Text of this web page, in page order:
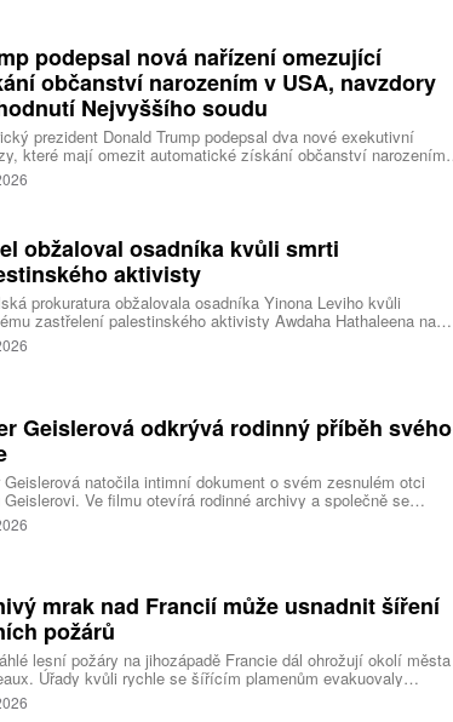
podepsal nová nařízení omezující
občanství narozením v USA, navzdory
Nejvyššího soudu
prezident Donald Trump podepsal dva nové exekutivní
které mají omezit automatické získání občanství narozením
Spojených států. Přichází s nimi jen několik týdnů poté, co
soud odmítl jeho předchozí pokus.
obžaloval osadníka kvůli smrti
aktivisty
prokuratura obžalovala osadníka Yinona Leviho kvůli
zastřelení palestinského aktivisty Awdaha Hathaleena na
Západním břehu Jordánu. Levi vinu odmítá a tvrdí, že
v sebeobraně.
Geislerová odkrývá rodinný příběh svého
Geislerová natočila intimní dokument o svém zesnulém otci
Geislerovi. Ve filmu otevírá rodinné archivy a společně se
Aňou skládá portrét talentovaného muže, který měl v sobě
i temnější stránku.
mrak nad Francií může usnadnit šíření
požárů
lesní požáry na jihozápadě Francie dál ohrožují okolí města
Úřady kvůli rychle se šířícím plamenům evakuovaly
lidí a nevylučují ani další rozšiřování bezpečnostních
Hasiči zároveň čelí neobvyklému jevu, který podle nich